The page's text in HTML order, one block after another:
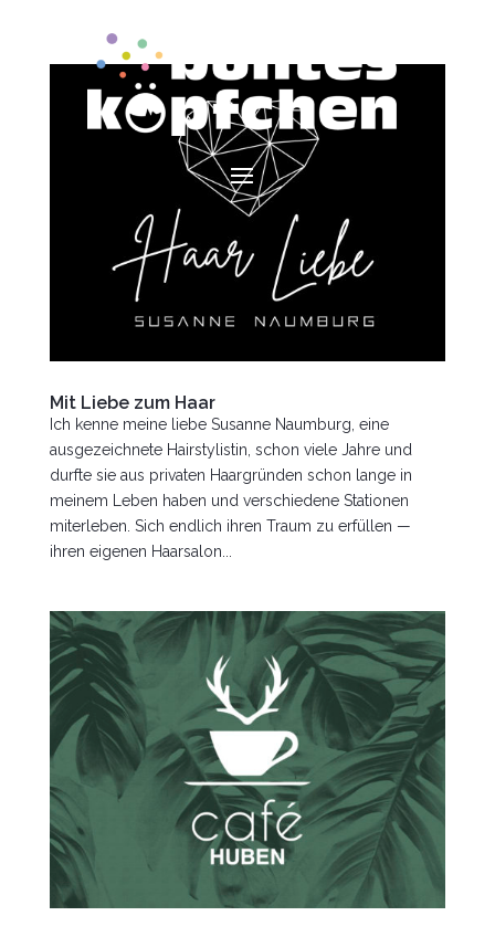
Mit Liebe zum Haar
Ich kenne meine liebe Susanne Naumburg, eine
ausgezeichnete Hairstylistin, schon viele Jahre und
durfte sie aus privaten Haargründen schon lange in
meinem Leben haben und verschiedene Stationen
miterleben. Sich endlich ihren Traum zu erfüllen —
ihren eigenen Haarsalon...